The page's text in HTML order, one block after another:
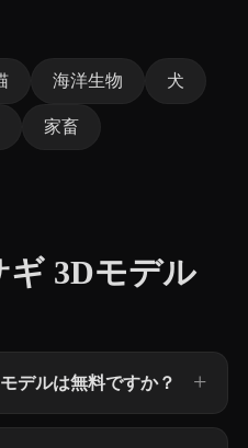
海洋生物 犬
家畜
3Dモデル
デルは無料ですか？